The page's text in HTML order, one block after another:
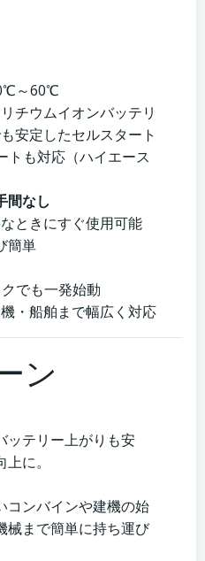
～60℃
チウムイオンバッテリ
安定したセルスタート
トも対応（ハイエース
間なし
ときにすぐ使用可能
簡単
でも一発始動
・船舶まで幅広く対応
ン
ッテリー上がりも安
に。
コンバインや建機の始
械まで簡単に持ち運び